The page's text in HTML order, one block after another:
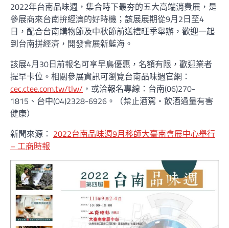
2022年台南品味週，集合時下最夯的五大高端消費展，是
參展商來台南拚經濟的好時機；該展展期從9月2日至4
日，配合台南購物節及中秋節前送禮旺季舉辦，歡迎一起
到台南拼經濟，開發會展新藍海。
該展4月30日前報名可享早鳥優惠，名額有限，歡迎業者
提早卡位。相關參展資訊可瀏覽台南品味週官網：
cec.ctee.com.tw/tlw/ ，或洽報名專線：台南(06)270-
1815、台中(04)2328-6926。（禁止酒駕‧飲酒過量有害
健康）
新聞來源： 2022台南品味週9月移師大臺南會展中心舉行
– 工商時報